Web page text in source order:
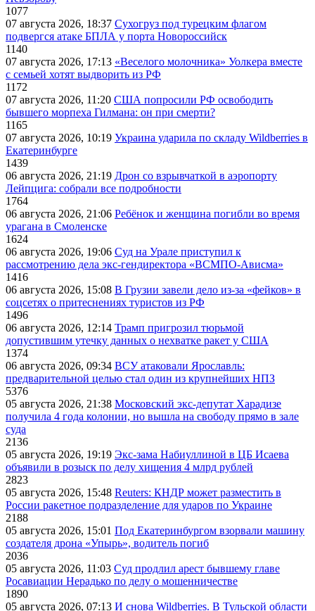
1077
07 августа 2026, 18:37 Сухогруз под турецким флагом
подвергся атаке БПЛА у порта Новороссийск
1140
07 августа 2026, 17:13 «Веселого молочника» Уолкера вместе
с семьей хотят выдворить из РФ
1172
07 августа 2026, 11:20 США попросили РФ освободить
бывшего морпеха Гилмана: он при смерти?
1165
07 августа 2026, 10:19 Украина ударила по складу Wildberries в
Екатеринбурге
1439
06 августа 2026, 21:19 Дрон со взрывчаткой в аэропорту
Лейпцига: собрали все подробности
1764
06 августа 2026, 21:06 Ребёнок и женщина погибли во время
урагана в Смоленске
1624
06 августа 2026, 19:06 Суд на Урале приступил к
рассмотрению дела экс-гендиректора «ВСМПО-Ависма»
1416
06 августа 2026, 15:08 В Грузии завели дело из-за «фейков» в
соцсетях о притеснениях туристов из РФ
1496
06 августа 2026, 12:14 Трамп пригрозил тюрьмой
допустившим утечку данных о нехватке ракет у США
1374
06 августа 2026, 09:34 ВСУ атаковали Ярославль:
предварительной целью стал один из крупнейших НПЗ
5376
05 августа 2026, 21:38 Московский экс-депутат Харадизе
получила 4 года колонии, но вышла на свободу прямо в зале
суда
2136
05 августа 2026, 19:19 Экс-зама Набиуллиной в ЦБ Исаева
объявили в розыск по делу хищения 4 млрд рублей
2823
05 августа 2026, 15:48 Reuters: КНДР может разместить в
России ракетное подразделение для ударов по Украине
2188
05 августа 2026, 15:01 Под Екатеринбургом взорвали машину
создателя дрона «Упырь», водитель погиб
2036
05 августа 2026, 11:03 Суд продлил арест бывшему главе
Росавиации Нерадько по делу о мошенничестве
1890
05 августа 2026, 07:13 И снова Wildberries. В Тульской области